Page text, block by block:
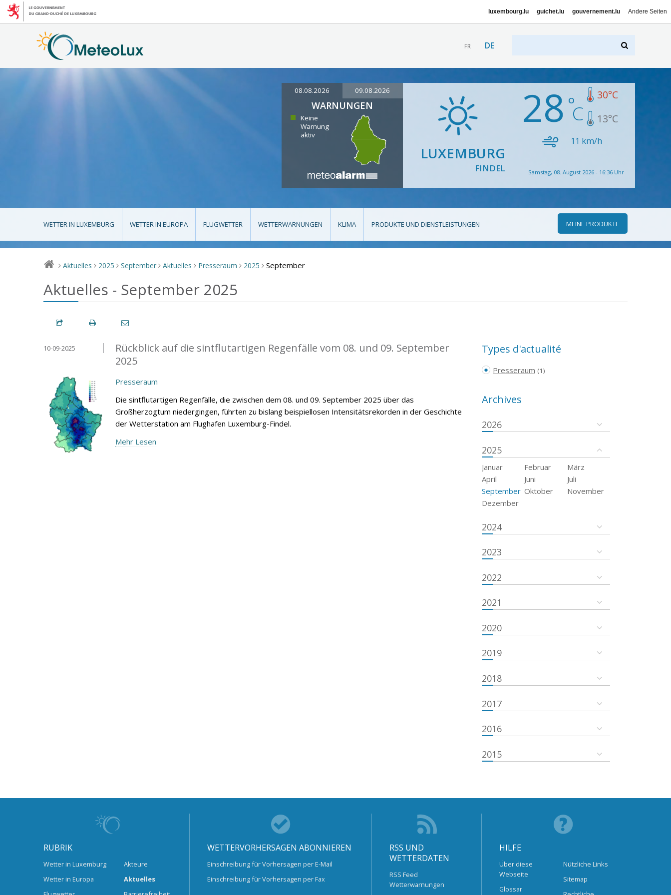
luxembourg.lu guichet.lu gouvernement.lu Andere Seiten
FR DE
08.08.2026 09.08.2026
WARNUNGEN
Keine
Warnung
aktiv
LUXEMBURG
FINDEL
28 30°C
13°C
11 km/h
Samstag, 08. August 2026 - 16:36 Uhr
WETTER IN LUXEMBURG WETTER IN EUROPA FLUGWETTER WETTERWARNUNGEN KLIMA PRODUKTE UND DIENSTLEISTUNGEN MEINE PRODUKTE
> Aktuelles > 2025 > September > Aktuelles > Presseraum > 2025 > September
Aktuelles - September 2025
Rückblick auf die sintflutartigen Regenfälle vom 08. und 09. September
2025
10-09-2025
Presseraum
Die sintflutartigen Regenfälle, die zwischen dem 08. und 09. September 2025 über das
Großherzogtum niedergingen, führten zu bislang beispiellosen Intensitätsrekorden in der Geschichte
der Wetterstation am Flughafen Luxemburg-Findel.
Mehr Lesen
Types d'actualité
Presseraum (1)
Archives
2026
2025
Januar Februar
März
April
Juni
Juli
September Oktober
November
Dezember
2024
2023
2022
2021
2020
2019
2018
2017
2016
2015
RUBRIK
Wetter in Luxemburg
Wetter in Europa
Akteure
Aktuelles
WETTERVORHERSAGEN ABONNIEREN
Einschreibung für Vorhersagen per E-Mail
Einschreibung für Vorhersagen per Fax
RSS UND
WETTERDATEN
RSS Feed
Wetterwarnungen
HILFE
Über diese
Webseite
Glossar
Nützliche Links
Sitemap